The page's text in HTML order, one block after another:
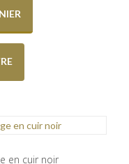
en cuir noir